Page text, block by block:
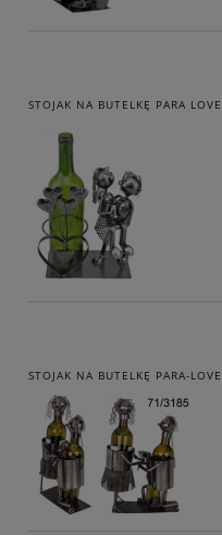
STOJAK NA BUTELKĘ PARA LOVE
STOJAK NA BUTELKĘ PARA-LOVE